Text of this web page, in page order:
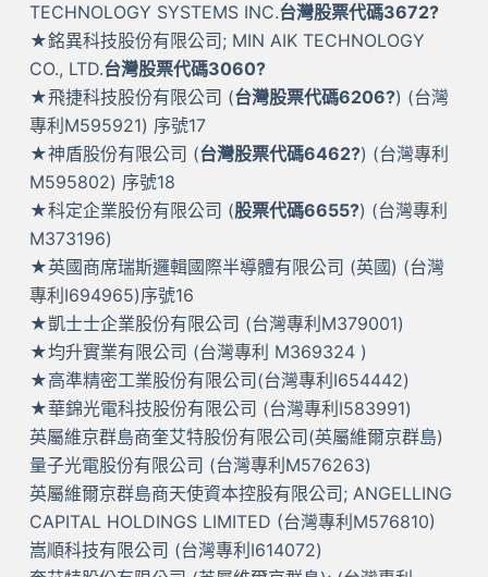
TECHNOLOGY SYSTEMS INC.台灣股票代碼3672?
★銘異科技股份有限公司; MIN AIK TECHNOLOGY
CO., LTD.台灣股票代碼3060?
★飛捷科技股份有限公司 (台灣股票代碼6206?) (台灣
專利M595921) 序號17
★神盾股份有限公司 (台灣股票代碼6462?) (台灣專利
M595802) 序號18
★科定企業股份有限公司 (股票代碼6655?) (台灣專利
M373196)
★英國商席瑞斯邏輯國際半導體有限公司 (英國) (台灣
專利I694965)序號16
★凱士士企業股份有限公司 (台灣專利M379001)
★均升實業有限公司 (台灣專利 M369324 )
★高準精密工業股份有限公司(台灣專利I654442)
★華錦光電科技股份有限公司 (台灣專利I583991)
英屬維京群島商奎艾特股份有限公司(英屬維爾京群島)
量子光電股份有限公司 (台灣專利M576263)
英屬維爾京群島商天使資本控股有限公司; ANGELLING
CAPITAL HOLDINGS LIMITED (台灣專利M576810)
嵩順科技有限公司 (台灣專利I614072)